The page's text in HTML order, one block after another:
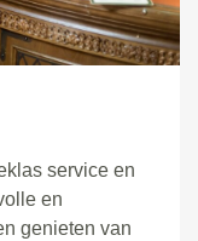
service en
en
genieten van